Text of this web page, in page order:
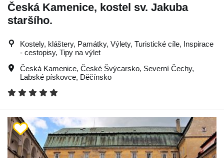
Česká Kamenice, kostel sv. Jakuba
staršího.
Kostely, kláštery, Památky, Výlety, Turistické cíle, Inspirace
- cestopisy, Tipy na výlet
Česká Kamenice, České Švýcarsko, Severní Čechy,
Labské pískovce, Děčínsko